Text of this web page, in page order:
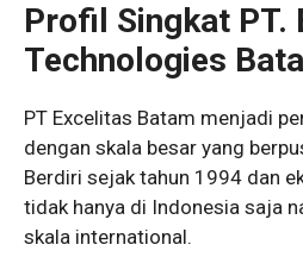
Profil Singkat PT.
Technologies
PT Excelitas Batam menjadi
dengan skala besar yang
Berdiri sejak tahun 1994 dan
tidak hanya di Indonesia saja
skala international.